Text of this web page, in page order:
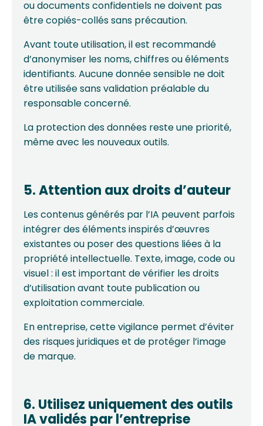
ou documents confidentiels ne doivent pas
être copiés-collés sans précaution.
Avant toute utilisation, il est recommandé
d’anonymiser les noms, chiffres ou éléments
identifiants. Aucune donnée sensible ne doit
être utilisée sans validation préalable du
responsable concerné.
La protection des données reste une priorité,
même avec les nouveaux outils.
5. Attention aux droits d’auteur
Les contenus générés par l’IA peuvent parfois
intégrer des éléments inspirés d’œuvres
existantes ou poser des questions liées à la
propriété intellectuelle. Texte, image, code ou
visuel : il est important de vérifier les droits
d’utilisation avant toute publication ou
exploitation commerciale.
En entreprise, cette vigilance permet d’éviter
des risques juridiques et de protéger l’image
de marque.
6. Utilisez uniquement des outils
IA validés par l’entreprise